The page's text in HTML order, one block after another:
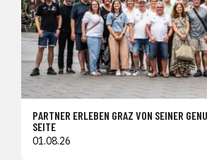
PARTNER ERLEBEN GRAZ VON SEINER
SEITE
01.08.26